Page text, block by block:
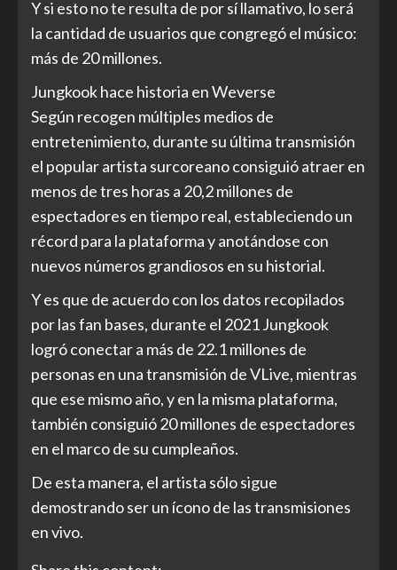
Y si esto no te resulta de por sí llamativo, lo será
la cantidad de usuarios que congregó el músico:
más de 20 millones.
Jungkook hace historia en Weverse
Según recogen múltiples medios de
entretenimiento, durante su última transmisión
el popular artista surcoreano consiguió atraer en
menos de tres horas a 20,2 millones de
espectadores en tiempo real, estableciendo un
récord para la plataforma y anotándose con
nuevos números grandiosos en su historial.
Y es que de acuerdo con los datos recopilados
por las fan bases, durante el 2021 Jungkook
logró conectar a más de 22.1 millones de
personas en una transmisión de VLive, mientras
que ese mismo año, y en la misma plataforma,
también consiguió 20 millones de espectadores
en el marco de su cumpleaños.
De esta manera, el artista sólo sigue
demostrando ser un ícono de las transmisiones
en vivo.